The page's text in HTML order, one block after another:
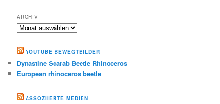
ARCHIV
Archiv
YOUTUBE BEWEGTBILDER
Dynastine Scarab Beetle Rhinoceros
European rhinoceros beetle
ASSOZIIERTE MEDIEN